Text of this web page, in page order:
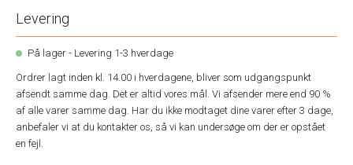
Levering
På lager - Levering 1-3 hverdage
Ordrer lagt inden kl. 14.00 i hverdagene, bliver som udgangspunkt
afsendt samme dag. Det er altid vores mål. Vi afsender mere end 90 %
af alle varer samme dag. Har du ikke modtaget dine varer efter 3 dage,
anbefaler vi at du kontakter os, så vi kan undersøge om der er opstået
en fejl.